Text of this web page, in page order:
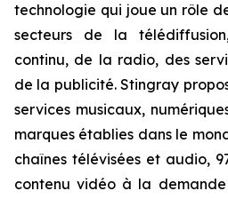
technologie qui joue un rôle
secteurs de la
continu, de la radio, des
de la publicité. Stingray
services musicaux,
marques établies dans le
chaînes télévisées et audio,
contenu vidéo à la